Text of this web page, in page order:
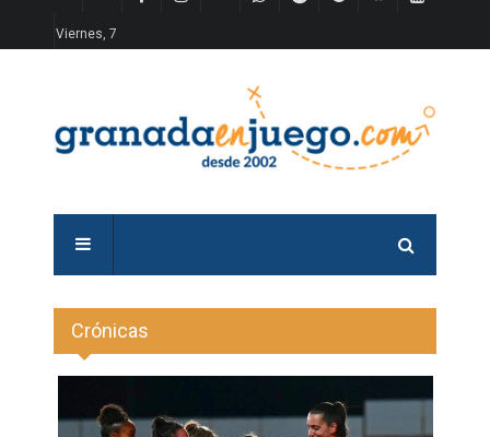
Viernes, 7
Crónicas